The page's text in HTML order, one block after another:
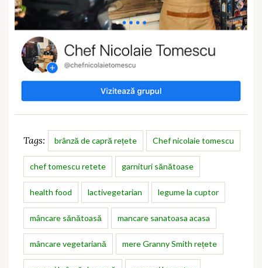
Tags: brânză de capră rețete Chef nicolaie tomescu
chef tomescu retete garnituri sănătoase
health food lactivegetarian legume la cuptor
mâncare sănătoasă mancare sanatoasa acasa
mâncare vegetariană mere Granny Smith rețete